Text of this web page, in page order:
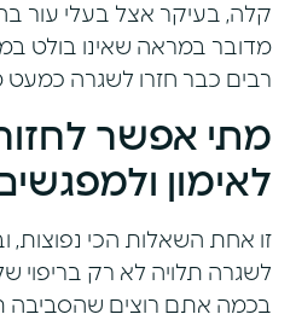
קלה, בעיקר אצל בעלי עור
מדובר במראה שאינו בולט
רבים כבר חזרו לשגרה
מתי אפשר
לאימון
זו אחת השאלות הכי נפוצות,
לשגרה תלויה לא רק
בכמה אתם רוצים שהסביבה